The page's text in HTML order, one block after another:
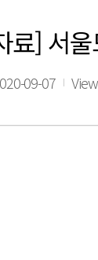
료] 서
09-07